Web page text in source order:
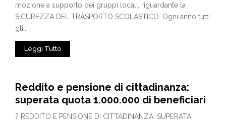
mozione a supporto dei gruppi locali, riguardante la
SICUREZZA DEL TRASPORTO SCOLASTICO. Ogni anno tutti
gli...
Leggi Tutto
Reddito e pensione di cittadinanza:
superata quota 1.000.000 di beneficiari
? REDDITO E PENSIONE DI CITTADINANZA: SUPERATA